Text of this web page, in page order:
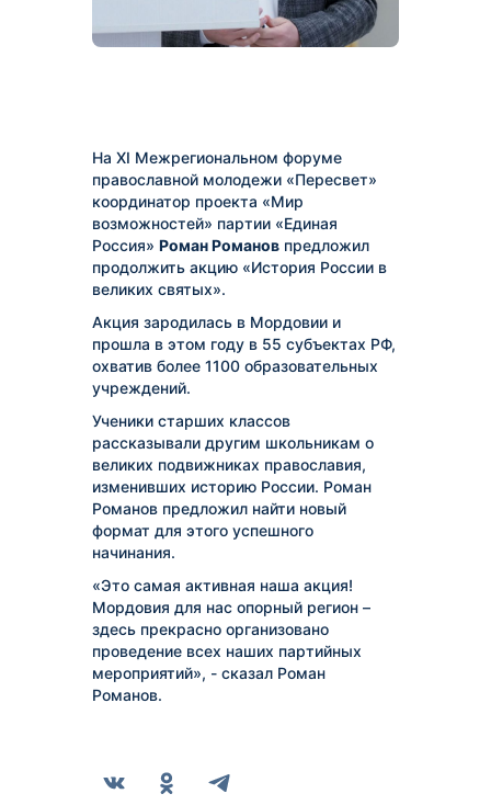
На XI Межрегиональном форуме
православной молодежи «Пересвет»
координатор проекта «Мир
возможностей» партии «Единая
Россия» Роман Романов предложил
продолжить акцию «История России в
великих святых».
Акция зародилась в Мордовии и
прошла в этом году в 55 субъектах РФ,
охватив более 1100 образовательных
учреждений.
Ученики старших классов
рассказывали другим школьникам о
великих подвижниках православия,
изменивших историю России. Роман
Романов предложил найти новый
формат для этого успешного
начинания.
«Это самая активная наша акция!
Мордовия для нас опорный регион –
здесь прекрасно организовано
проведение всех наших партийных
мероприятий», - сказал Роман
Романов.